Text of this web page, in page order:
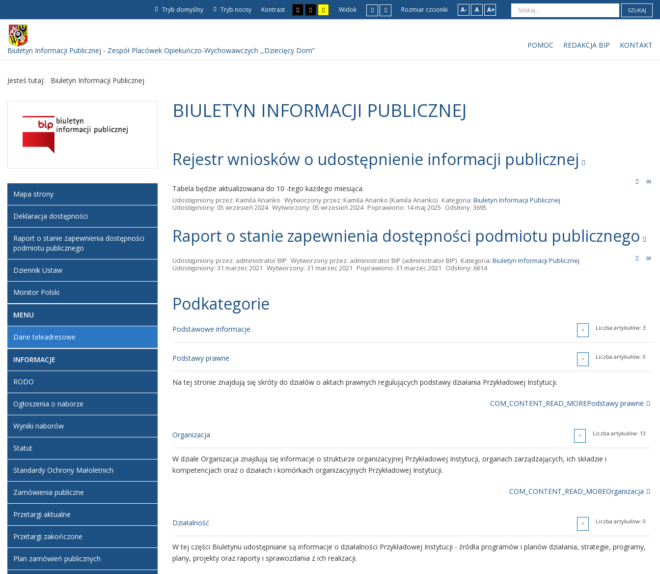
Tryb domyślny Tryb nocny Kontrast Widok Rozmiar czcionki A- A A+ SZUKAJ
Biuletyn Informacji Publicznej - Zespół Placówek Opiekuńczo-Wychowawczych ,,Dziecięcy Dom”
POMOC REDAKCJA BIP KONTAKT
Jesteś tutaj: Biuletyn Informacji Publicznej
BIULETYN INFORMACJI PUBLICZNEJ
Rejestr wniosków o udostępnienie informacji publicznej
Tabela będzie aktualizowana do 10 -tego każdego miesiąca.
Udostępniony przez: Kamila Ananko Wytworzony przez: Kamila Ananko (Kamila Ananko) Kategoria: Biuletyn Informacji Publicznej
Udostępniony: 05 wrzesień 2024 Wytworzony: 05 wrzesień 2024 Poprawiono: 14 maj 2025 Odsłony: 3695
Raport o stanie zapewnienia dostępności podmiotu publicznego
Udostępniony przez: administrator BIP Wytworzony przez: administrator BIP (administrator BIP) Kategoria: Biuletyn Informacji Publicznej
Udostępniony: 31 marzec 2021 Wytworzony: 31 marzec 2021 Poprawiono: 31 marzec 2021 Odsłony: 6614
Podkategorie
Podstawowe informacje Liczba artykułów: 3
RODO Liczba artykułów: 1
Podstawy prawne Liczba artykułów: 0
Na tej stronie znajdują się skróty do działów o aktach prawnych regulujących podstawy działania Przykładowej Instytucji.
COM_CONTENT_READ_MOREPodstawy prawne
Organizacja Liczba artykułów: 13
W dziale Organizacja znajdują się informacje o strukturze organizacyjnej Przykładowej Instytucji, organach zarządzających, ich składzie i
kompetencjach oraz o działach i komórkach organizacyjnych Przykładowej Instytucji.
COM_CONTENT_READ_MOREOrganizacja
Władze i ich kompetencje Liczba artykułów: 0
W tym dziale udostępniamy informacje o składzie i zmianach w składzie, zadaniach i kompetencjach organów władzy - dyrektora i Rady Przykładowej
Instytucji.
Działalność Liczba artykułów: 0
W tej części Biuletynu udostępniane są informacje o działalności Przykładowej Instytucji - źródła programów i planów działania, strategie, programy,
plany, projekty oraz raporty i sprawozdania z ich realizacji.
Mapa strony
Deklaracja dostępności
Raport o stanie zapewnienia dostępności
podmiotu publicznego
Dziennik Ustaw
Monitor Polski
MENU
Dane teleadresowe
INFORMACJE
RODO
Ogłoszenia o naborze
Wyniki naborów
Statut
Standardy Ochrony Małoletnich
Zamówienia publiczne
Przetargi aktualne
Przetargi zakończone
Plan zamówień publicznych